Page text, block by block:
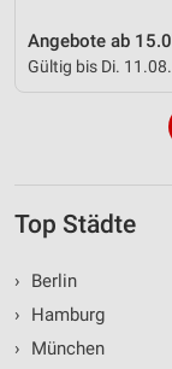
Angebote ab
Gültig bis Di. 11.08.
Top Städte
›
Berlin
›
Hamburg
›
München